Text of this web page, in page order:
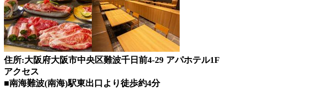
住所:大阪府大阪市中央区難波千日前4-29 アパホテル1F
アクセス
■南海難波(南海)駅東出口より徒歩約4分